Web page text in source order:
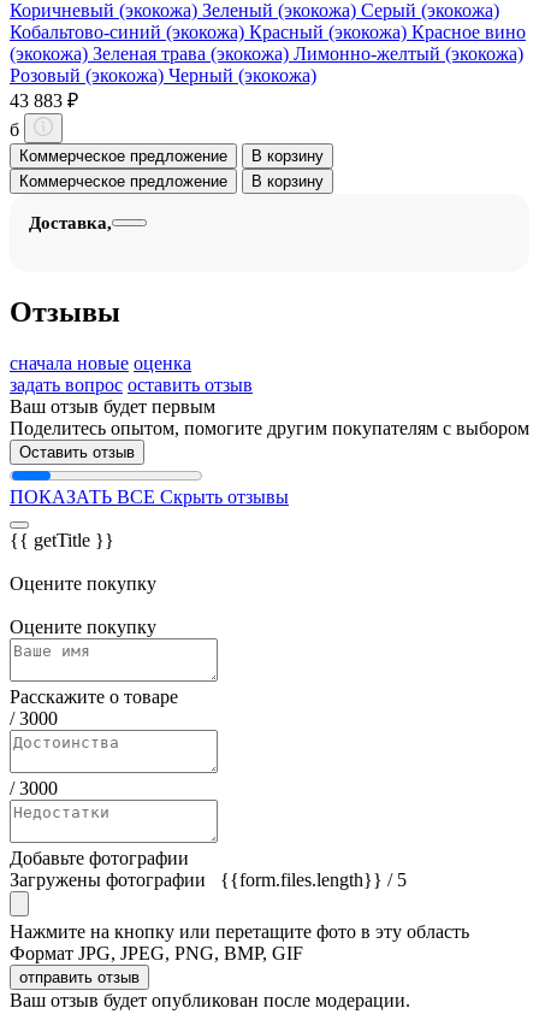
Коричневый (экокожа) Зеленый (экокожа) Серый (экокожа)
Кобальтово-синий (экокожа) Красный (экокожа) Красное вино
(экокожа) Зеленая трава (экокожа) Лимонно-желтый (экокожа)
Розовый (экокожа) Черный (экокожа)
43 883 ₽
б
Коммерческое предложение
В корзину
Коммерческое предложение
В корзину
Доставка,
Отзывы
сначала новые оценка
задать вопрос оставить отзыв
Ваш отзыв будет первым
Поделитесь опытом, помогите другим покупателям с выбором
Оставить отзыв
ПОКАЗАТЬ ВСЕ Скрыть отзывы
{{ getTitle }}
Оцените покупку
Оцените покупку
Расскажите о товаре
/3000
/3000
Добавьте фотографии
Загружены фотографии
{{form.files.length}} / 5
Нажмите на кнопку или перетащите фото в эту область
Формат JPG, JPEG, PNG, BMP, GIF
отправить отзыв
Ваш отзыв будет опубликован после модерации.